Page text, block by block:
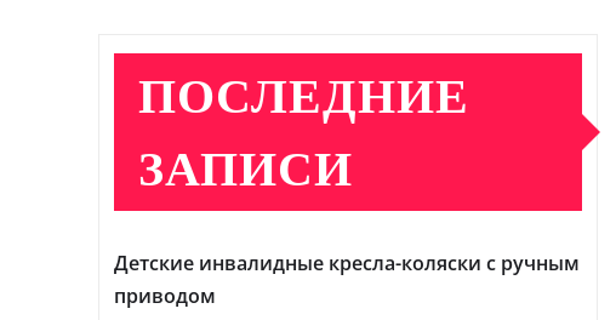
ПОСЛЕДНИЕ
ЗАПИСИ
Детские инвалидные кресла-коляски с ручным
приводом